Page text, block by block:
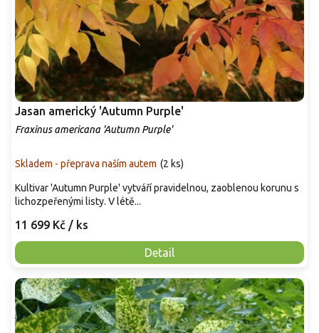
ů
Jasan americký 'Autumn Purple'
Fraxinus americana 'Autumn Purple'
Skladem - přeprava naším autem (2 ks)
11 699 Kč / ks
Detail
Kultivar 'Autumn Purple' vytváří pravidelnou, zaoblenou korunu s
lichozpeřenými listy. V létě...